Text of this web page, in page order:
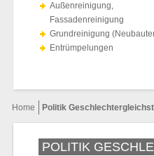
Home Politik
POLITIK
Außenreinigung,
Fassadenreinigung
Grundreinigung
Entrümpelungen